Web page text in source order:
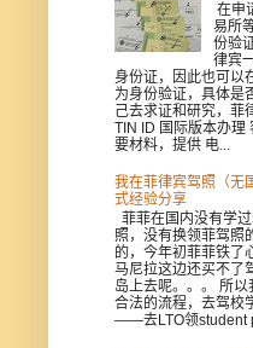
在申
易所
份验
律宾
身份证，因此也可以
为身份验证，具体是
己去求证和研究，菲
TIN ID 国际版本办理
要材料，提供 电...
我在菲律宾驾照（无
式经验分享
菲菲在国内没有学
照，没有换领菲驾照
的，今年初菲菲铁了
马尼拉这边还买不了
岛上去呢。。。 所
合法的流程，去驾
——去LTO领